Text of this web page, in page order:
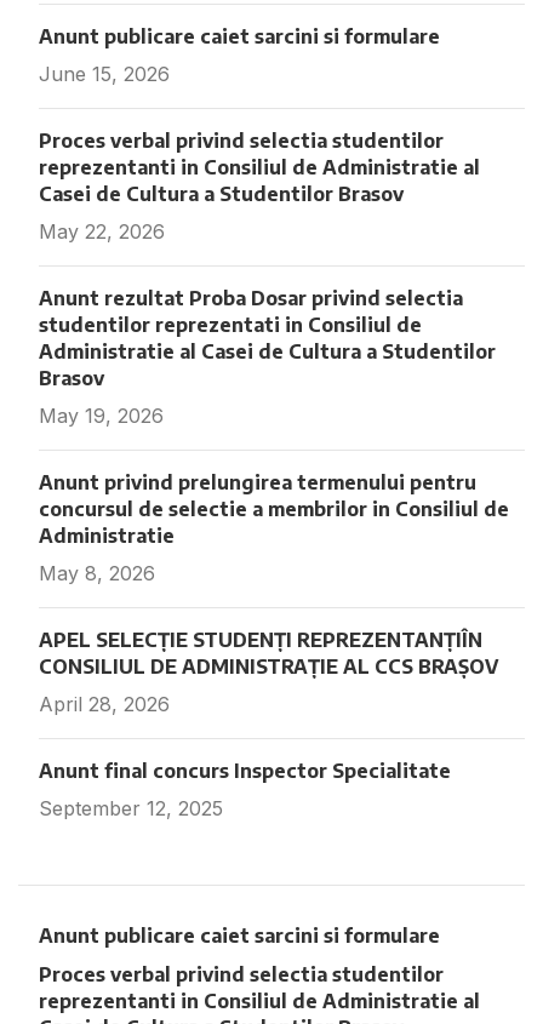
Anunt publicare caiet sarcini si formulare
June 15, 2026
Proces verbal privind selectia studentilor
reprezentanti in Consiliul de Administratie al
Casei de Cultura a Studentilor Brasov
May 22, 2026
Anunt rezultat Proba Dosar privind selectia
studentilor reprezentati in Consiliul de
Administratie al Casei de Cultura a Studentilor
Brasov
May 19, 2026
Anunt privind prelungirea termenului pentru
concursul de selectie a membrilor in Consiliul de
Administratie
May 8, 2026
APEL SELECȚIE STUDENȚI REPREZENTANȚIÎN
CONSILIUL DE ADMINISTRAȚIE AL CCS BRAȘOV
April 28, 2026
Anunt final concurs Inspector Specialitate
September 12, 2025
Anunt publicare caiet sarcini si formulare
Proces verbal privind selectia studentilor
reprezentanti in Consiliul de Administratie al